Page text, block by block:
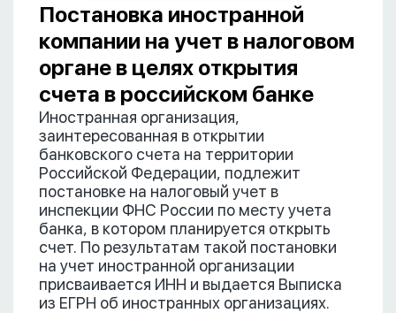
Постановка иностранной
компании на учет в налоговом
органе в целях открытия
счета в российском банке
Иностранная организация,
заинтересованная в открытии
банковского счета на территории
Российской Федерации, подлежит
постановке на налоговый учет в
инспекции ФНС России по месту учета
банка, в котором планируется открыть
счет. По результатам такой постановки
на учет иностранной организации
присваивается ИНН и выдается Выписка
из ЕГРН об иностранных организациях.